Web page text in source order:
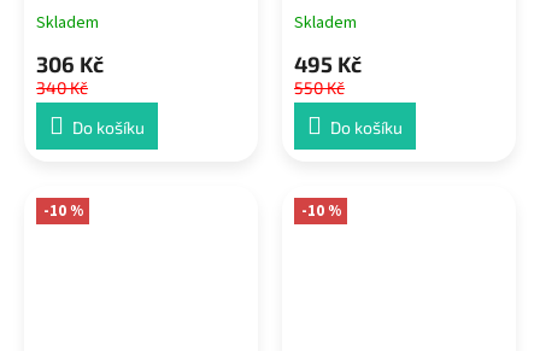
Skladem
306 Kč
340 Kč
Do košíku
Skladem
495 Kč
550 Kč
Do košíku
-10 % -10 %